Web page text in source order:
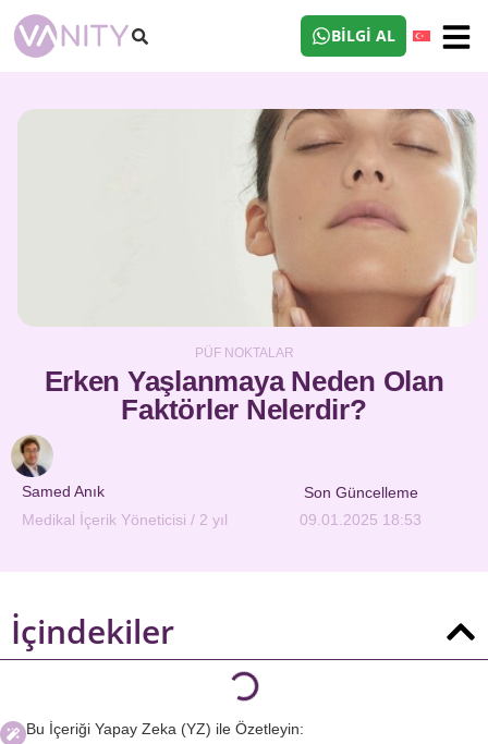
BILGI AL
PÜF NOKTALAR
Erken Yaşlanmaya Neden Olan
Faktörler Nelerdir?
Samed Anık
Medikal İçerik Yöneticisi / 2 yıl
Son Güncelleme
09.01.2025 18:53
İçindekiler
Bu İçeriği Yapay Zeka (YZ) ile Özetleyin: